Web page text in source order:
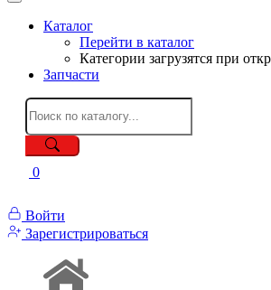
Каталог
Перейти в каталог
Категории загрузятся при
Запчасти
0
Войти
Зарегистрироваться